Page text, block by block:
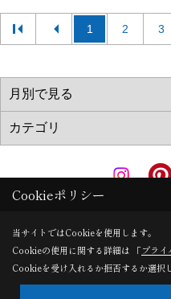
1 2 3
Copyright (c) AkitaRingyouHome.
Produced byゴデスクリエイト
Cookieポリシー
当サイトではCookieを使用します。
Cookieの使用に関する詳細は 「プラ
Cookieを受け入れるか拒否するか選択